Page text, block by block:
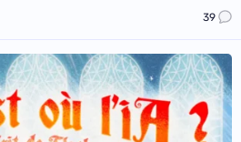
39